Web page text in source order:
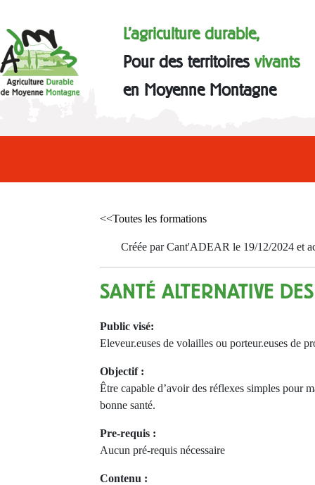
L'agriculture durable,
Pour des territoiresvivants
en Moyenne Montagne
<<Toutes les formations
Créée par Cant'ADEAR le 19/12/2024 et
SANTÉ ALTERNATIVE
Public visé:
Eleveur.euses de volailles ou porteur.euses de
Objectif :
Être capable d’avoir des réflexes simples pour
bonne santé.
Pre-requis :
Aucun pré-requis nécessaire
Contenu :